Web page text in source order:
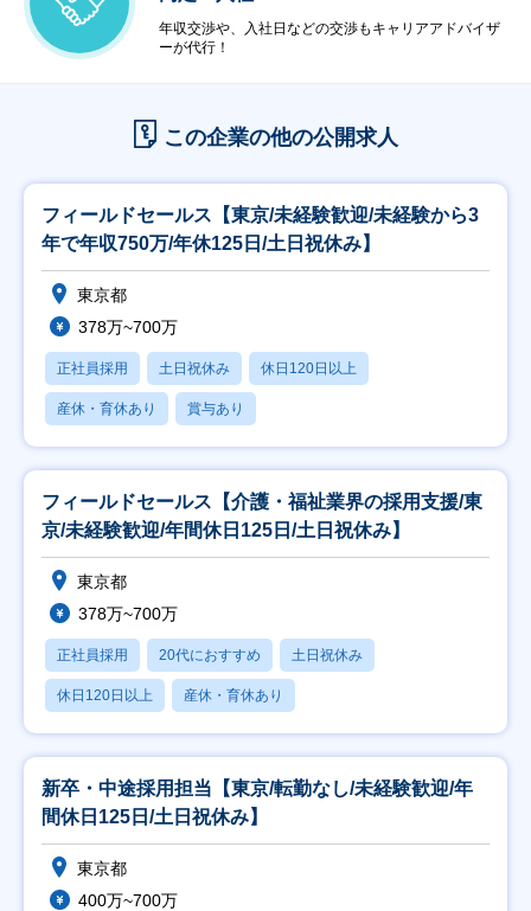
年収交渉や、入社日などの交渉もキャリアアドバイザ
ーが代行！
この企業の他の公開求人
フィールドセールス【東京/未経験歓迎/未経験から3
年で年収750万/年休125日/土日祝休み】
東京都
378万~700万
正社員採用 土日祝休み 休日120日以上
産休・育休あり 賞与あり
フィールドセールス【介護・福祉業界の採用支援/東
京/未経験歓迎/年間休日125日/土日祝休み】
東京都
378万~700万
正社員採用 20代におすすめ 土日祝休み
休日120日以上 産休・育休あり
新卒・中途採用担当【東京/転勤なし/未経験歓迎/年
間休日125日/土日祝休み】
東京都
400万~700万